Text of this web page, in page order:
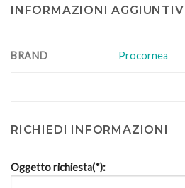
INFORMAZIONI
BRAND Procornea
RICHIEDI INFORMAZIONI
Oggetto richiesta(*):